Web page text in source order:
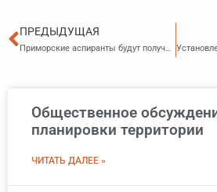
Пред
ПРЕДЫДУЩАЯ
Приморские аспиранты будут получать ежемесячные стипендии Губернатора
Общественное
планировки территории
ЧИТАТЬ ДАЛЕЕ »